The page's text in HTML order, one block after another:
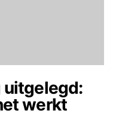
uitgelegd:
werkt